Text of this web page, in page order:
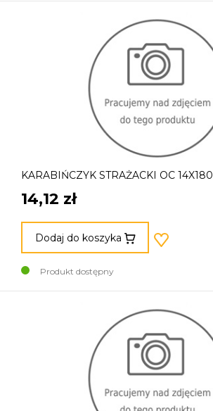
KARABIŃCZYK STRAŻACKI OC 14X180
14,12 zł
Dodaj do koszyka
Produkt dostępny